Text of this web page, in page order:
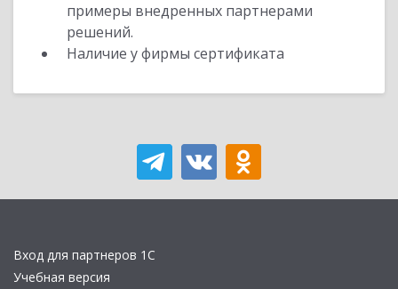
примеры внедренных партнерами
решений.
Наличие у фирмы сертификата
Вход для партнеров 1С
Учебная версия